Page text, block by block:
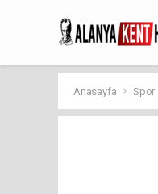
Anasayfa Spor